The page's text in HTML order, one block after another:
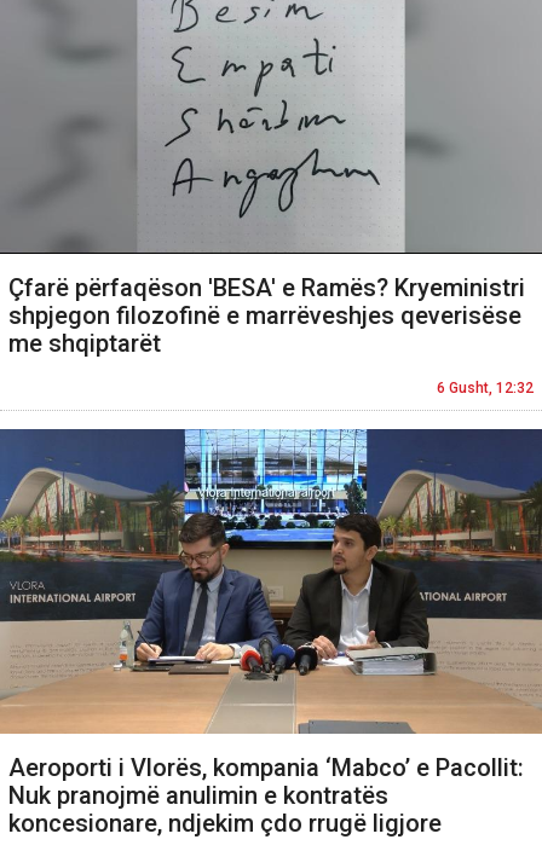
Çfarë përfaqëson 'BESA' e Ramës? Kryeministri
shpjegon filozofinë e marrëveshjes qeverisëse
me shqiptarët
6 Gusht, 12:32
Aeroporti i Vlorës, kompania ‘Mabco’ e Pacollit:
Nuk pranojmë anulimin e kontratës
koncesionare, ndjekim çdo rrugë ligjore